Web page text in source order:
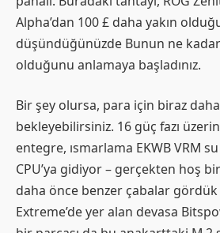
Alpha’dan 100 £ daha yakın
düşündüğünüzde Bunun ne
olduğunu anlamaya başladınız.
Bir şey olursa, para için biraz daha
bekleyebilirsiniz. 16 güç fazı
entegre, ısmarlama EKWB VRM su
CPU’ya gidiyor – gerçekten hoş
daha önce benzer çabalar gördük
Extreme’de yer alan devasa